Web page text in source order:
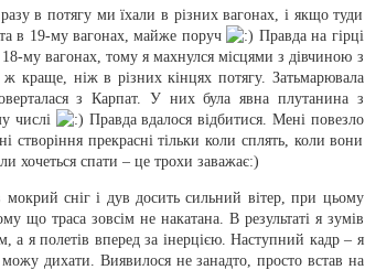
в потягу ми їхали в різних вагонах, і якщо туди
в 19-му вагонах, майже поруч
Правда на гірці
му вагонах, тому я махнулся місцями з дівчиною з
ж краще, ніж в різних кінцях потягу. Затьмарювала
з Карпат. У них була явна плутанина з
числі
Правда вдалося відбитися. Мені повезло
прекрасні тільки коли сплять, коли вони
хочеться спати – це трохи заважає:)
сніг і дув досить сильний вітер, при цьому
що траса зовсім не накатана. В результаті я зумів
а я полетів вперед за інерцією. Наступний кадр – я
дихати. Виявилося не занадто, просто встав на